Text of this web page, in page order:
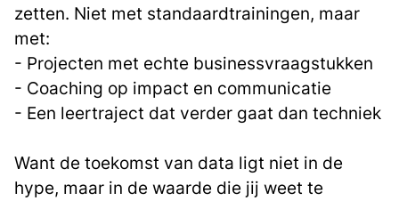
zetten. Niet met standaardtrainingen, maar
met:
- Projecten met echte businessvraagstukken
- Coaching op impact en communicatie
- Een leertraject dat verder gaat dan techniek
Want de toekomst van data ligt niet in de
hype, maar in de waarde die jij weet te